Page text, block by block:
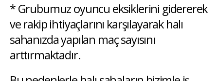
* Grubumuz oyuncu eksiklerini gidererek
ve rakip ihtiyaçlarını karşılayarak halı
sahanızda yapılan maç sayısını
arttırmaktadır.